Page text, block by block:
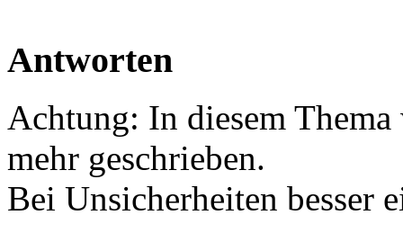
Antworten
Achtung: In diesem
mehr geschrieben.
Bei Unsicherheiten besser